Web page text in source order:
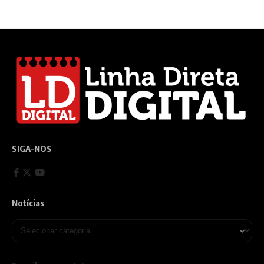
SIGA-NOS
Notícias